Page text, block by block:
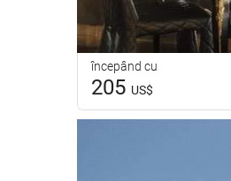
începând cu
205 US$